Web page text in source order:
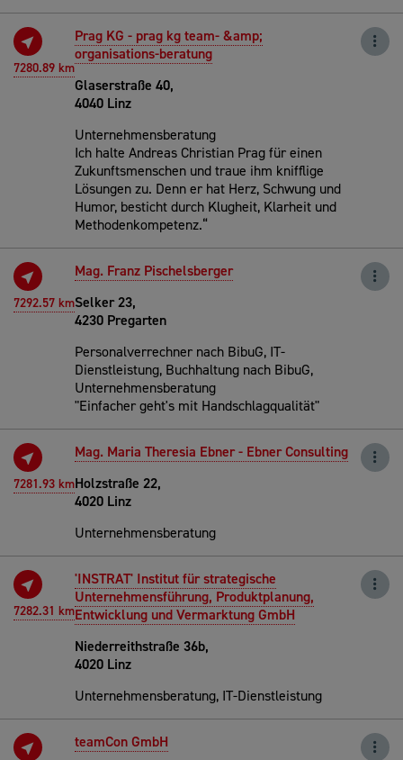
7280.89 km
Prag KG - prag kg team- &amp;
organisations-beratung
Glaserstraße 40,
4040 Linz
Unternehmensberatung
Ich halte Andreas Christian Prag für einen
Zukunftsmenschen und traue ihm knifflige
Lösungen zu. Denn er hat Herz, Schwung und
Humor, besticht durch Klugheit, Klarheit und
Methodenkompetenz.“
7292.57 km
Mag. Franz Pischelsberger
Selker 23,
4230 Pregarten
Personalverrechner nach BibuG, IT-
Dienstleistung, Buchhaltung nach BibuG,
Unternehmensberatung
"Einfacher geht's mit Handschlagqualität"
7281.93 km
Mag. Maria Theresia Ebner - Ebner Consulting
Holzstraße 22,
4020 Linz
Unternehmensberatung
7282.31 km
'INSTRAT' Institut für strategische
Unternehmensführung, Produktplanung,
Entwicklung und Vermarktung GmbH
Niederreithstraße 36b,
4020 Linz
Unternehmensberatung, IT-Dienstleistung
teamCon GmbH